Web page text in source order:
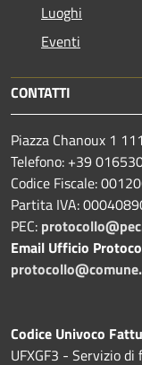
Luoghi
Eventi
CONTATTI
Piazza Chanoux 1
Telefono: +39
Codice Fiscale:
Partita IVA:
PEC:
Email Ufficio
Codice Univoco
UFXGF3 - Servizio